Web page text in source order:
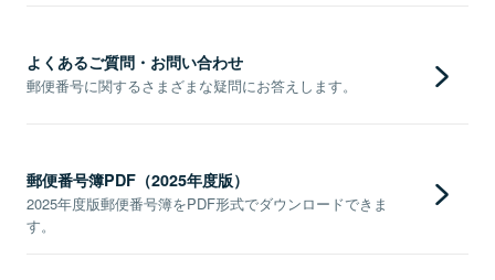
よくあるご質問・お問い合わせ
郵便番号に関するさまざまな疑問にお答えします。
郵便番号簿PDF（2025年度版）
2025年度版郵便番号簿をPDF形式でダウンロードできま
す。